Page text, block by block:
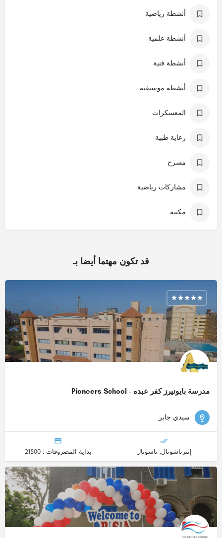
أنشطة رياضية
أنشطة علمية
أنشطة فنية
أنشطه موسيقية
المعسكرات
رعاية طبية
مسرح
مشاركات رياضية
مكتبة
قد تكون مهتما أيضا بـ
مدرسة بايونيرز كفر عبده - Pioneers School
سيدي جابر
إنترناشونال, ناشونال بداية المصروفات : 21500